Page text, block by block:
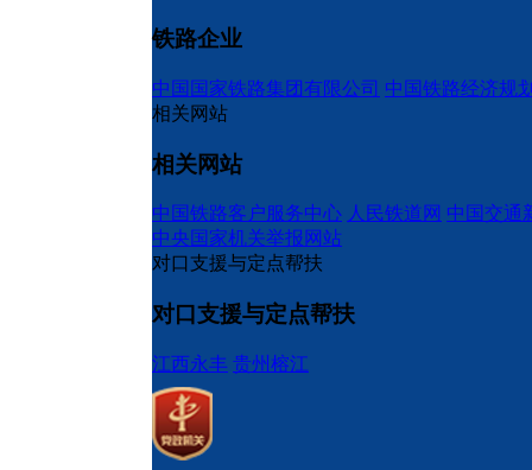
铁路企业
中国国家铁路集团有限公司 中国铁路经济规
相关网站
相关网站
中国铁路客户服务中心 人民铁道网 中国交通
中央国家机关举报网站
对口支援与定点帮扶
对口支援与定点帮扶
江西永丰 贵州榕江